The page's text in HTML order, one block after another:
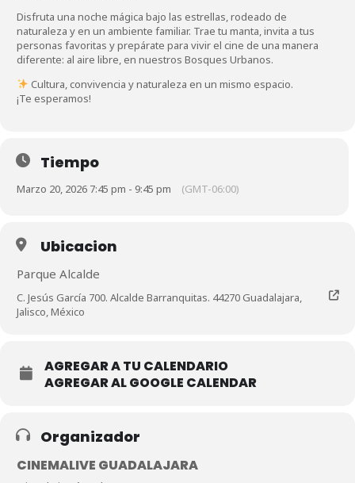
Disfruta una noche mágica bajo las estrellas, rodeado de
naturaleza y en un ambiente familiar. Trae tu manta, invita a tus
personas favoritas y prepárate para vivir el cine de una manera
diferente: al aire libre, en nuestros Bosques Urbanos.
Cultura, convivencia y naturaleza en un mismo espacio.
¡Te esperamos!
Tiempo
Marzo 20, 2026 7:45 pm - 9:45 pm (GMT-06:00)
Ubicacion
Parque Alcalde
C. Jesús García 700. Alcalde Barranquitas. 44270 Guadalajara,
Jalisco, México
AGREGAR A TU CALENDARIO
AGREGAR AL GOOGLE CALENDAR
Organizador
CINEMALIVE GUADALAJARA